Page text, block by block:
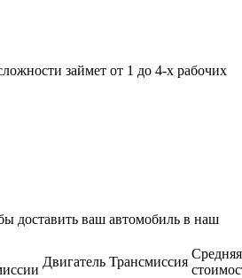
займет от 1 до 4-х рабочих
доставить ваш автомобиль в наш
Двигатель Трансмиссия
Средняя